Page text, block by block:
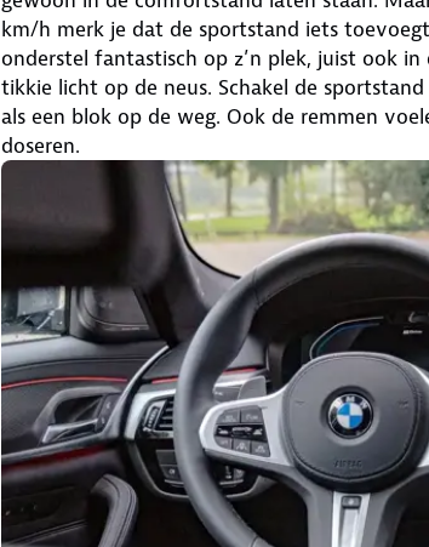
km/h merk je dat de sportstand iets
onderstel fantastisch op z’n plek, juist ook
tikkie licht op de neus. Schakel de
als een blok op de weg. Ook de remmen
doseren.